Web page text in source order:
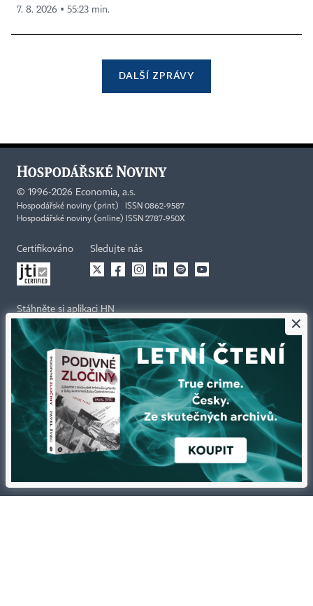
7. 8. 2026 ▪ 55:23 min.
DALŠÍ ZPRÁVY
© 1996-2026 Economia, a.s.
Hospodářské noviny (print) ISSN 0862-9587
Hospodářské noviny (online) ISSN 2787-950X
Certifikováno Sledujte nás
Stáhněte si aplikaci HN
Kontakty
Tiráž redakce HN
Economia
Kariéra v HN
Ceník inzerce
Ochrana osobních údajů
Prohlášení o cookies
Nastavení soukromí
Všeobecné smluvní podmínky
×